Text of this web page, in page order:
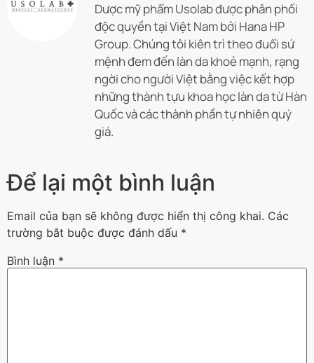
Dược mỹ phẩm Usolab được phân phối
độc quyền tại Việt Nam bởi Hana HP
Group. Chúng tôi kiên trì theo đuổi sứ
mệnh đem đến làn da khoẻ mạnh, rạng
ngời cho người Việt bằng việc kết hợp
những thành tựu khoa học làn da từ Hàn
Quốc và các thành phần tự nhiên quý
giá.
Để lại một bình luận
Email của bạn sẽ không được hiển thị công khai. Các
trường bắt buộc được đánh dấu *
Bình luận *